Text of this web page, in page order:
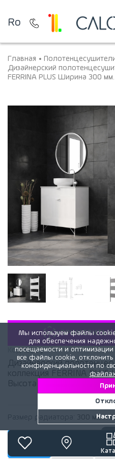
Ro
Главная
Дизайнерский
FERRINA PLUS Ширина 300
«ПРИМЕРИТЬ»
Код:659y
Дизайнерский
коллекция FERRINA
Высота 930 мм. белый мат
300 мм x
930 x 300
3 028 лей
930 x 400
3 216 лей
930
3
Мы используем файлы
для обеспечения
посещаемости и
все файлы cookie,
конфиденциальности по